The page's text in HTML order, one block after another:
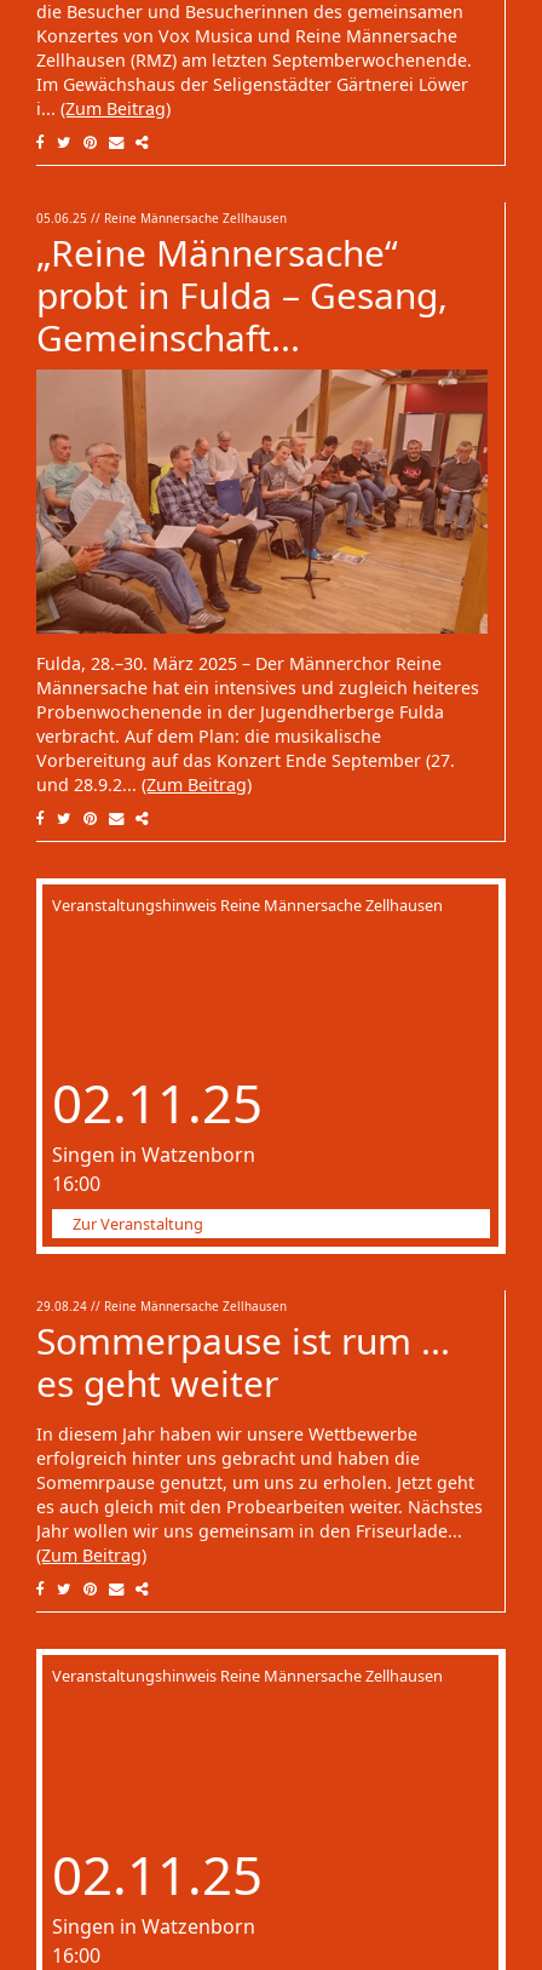
die Besucher und Besucherinnen des gemeinsamen
Konzertes von Vox Musica und Reine Männersache
Zellhausen (RMZ) am letzten Septemberwochenende.
Im Gewächshaus der Seligenstädter Gärtnerei Löwer
i... (Zum Beitrag)
05.06.25 // Reine Männersache Zellhausen
„Reine Männersache“
probt in Fulda – Gesang,
Gemeinschaft...
Fulda, 28.–30. März 2025 – Der Männerchor Reine
Männersache hat ein intensives und zugleich heiteres
Probenwochenende in der Jugendherberge Fulda
verbracht. Auf dem Plan: die musikalische
Vorbereitung auf das Konzert Ende September (27.
und 28.9.2... (Zum Beitrag)
Veranstaltungshinweis Reine Männersache Zellhausen
02.11.25
Singen in Watzenborn
16:00
Zur Veranstaltung
29.08.24 // Reine Männersache Zellhausen
Sommerpause ist rum ...
es geht weiter
In diesem Jahr haben wir unsere Wettbewerbe
erfolgreich hinter uns gebracht und haben die
Somemrpause genutzt, um uns zu erholen. Jetzt geht
es auch gleich mit den Probearbeiten weiter. Nächstes
Jahr wollen wir uns gemeinsam in den Friseurlade...
(Zum Beitrag)
Veranstaltungshinweis Reine Männersache Zellhausen
02.11.25
Singen in Watzenborn
16:00